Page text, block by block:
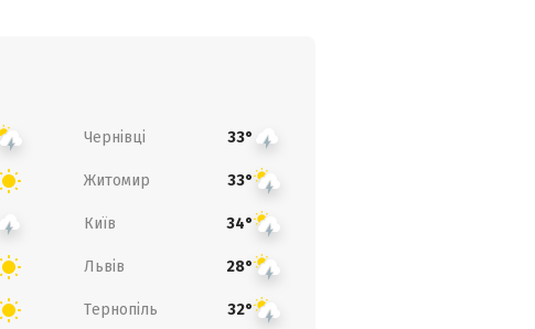
Чернівці 33°
Житомир 33°
Київ 34°
Львів 28°
Тернопіль 32°